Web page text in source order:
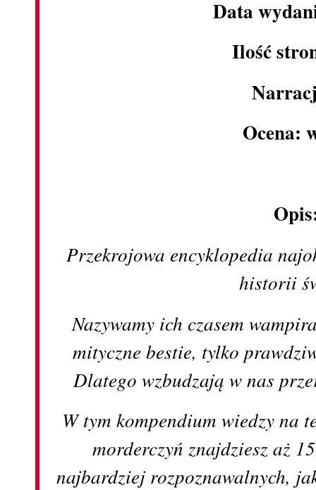
Data
Ilość
Ocena:
Przekrojowa encyklopedia
historii
Nazywamy ich czasem
mityczne bestie, tylko
Dlatego wzbudzają w nas
W tym kompendium wiedzy na
morderczyń znajdziesz aż
najbardziej rozpoznawalnych,